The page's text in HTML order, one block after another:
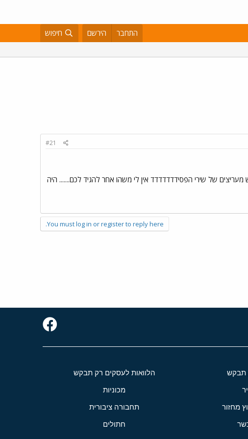
התחבר הירשם חיפוש
#21
של שירי הפסידדדדדדד אין לי משהו אחר להגיד לכם....... היה
You must log in or register to reply here.
תבקש הלוואות לעסקים רק תבקש
מכוניות
מחזור תחבורה ציבורית
חתולים